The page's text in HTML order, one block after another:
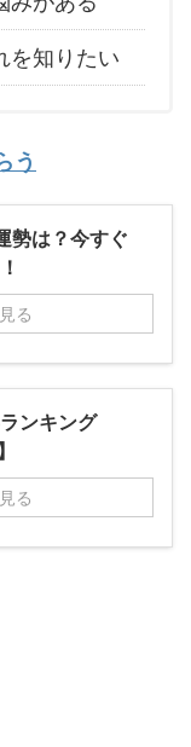
を知りたい
う
勢は？今すぐ
る
ンキング
る